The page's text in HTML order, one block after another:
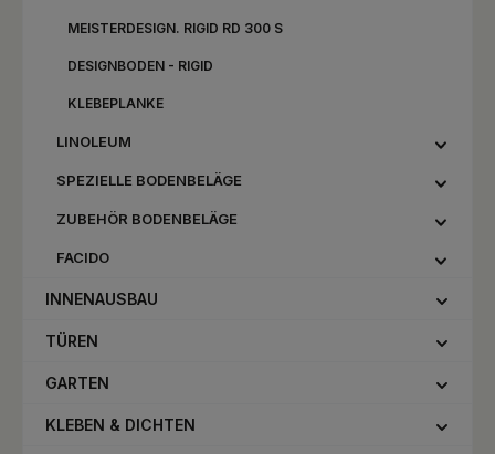
MEISTERDESIGN. RIGID RD 300 S
DESIGNBODEN - RIGID
KLEBEPLANKE
LINOLEUM
SPEZIELLE BODENBELÄGE
ZUBEHÖR BODENBELÄGE
FACIDO
INNENAUSBAU
TÜREN
GARTEN
KLEBEN & DICHTEN